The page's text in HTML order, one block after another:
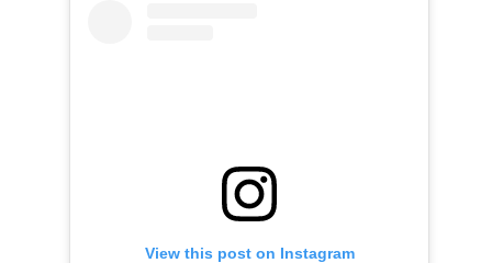
View this post on Instagram